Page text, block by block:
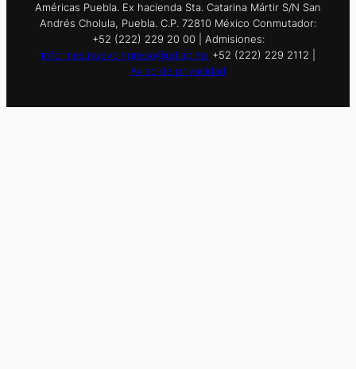
Américas Puebla. Ex hacienda Sta. Catarina Mártir S/N San
Andrés Cholula, Puebla. C.P. 72810 México Conmutador:
+52 (222) 229 20 00 | Admisiones:
informes.nuevoingreso@udlap.mx +52 (222) 229 2112 |
Aviso de privacidad